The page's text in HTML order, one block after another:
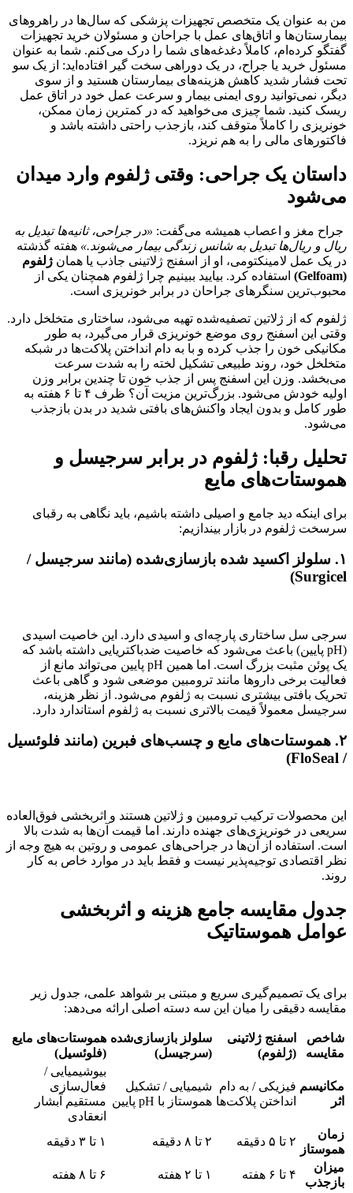
من به عنوان یک متخصص تجهیزات پزشکی که سال‌ها در راهروهای
بیمارستان‌ها و اتاق‌های عمل با جراحان و مسئولان خرید تجهیزات
گفتگو کرده‌ام، کاملاً دغدغه‌های شما را درک می‌کنم. شما به عنوان
مسئول خرید یا جراح، در یک دوراهی سخت گیر افتاده‌اید: از یک سو
تحت فشار شدید کاهش هزینه‌های بیمارستان هستید و از سوی
دیگر، نمی‌توانید روی ایمنی بیمار و سرعت عمل خود در اتاق عمل
ریسک کنید. شما چیزی می‌خواهید که در کمترین زمان ممکن،
خونریزی را کاملاً متوقف کند، بازجذب راحتی داشته باشد و
فاکتورهای مالی را به هم نریزد.
داستان یک جراحی: وقتی ژلفوم وارد میدان
می‌شود
جراح مغز و اعصاب همیشه می‌گفت: «در جراحی، ثانیه‌ها تبدیل به
ریال و ریال‌ها تبدیل به شانس زندگی بیمار می‌شوند.» هفته گذشته
در یک عمل لامینکتومی، او از اسفنج ژلاتینی جاذب یا همان ژلفوم
(Gelfoam)
استفاده کرد. بیایید ببینیم چرا ژلفوم همچنان یکی از
محبوب‌ترین سنگرهای جراحان در برابر خونریزی است.
ژلفوم که از ژلاتین تصفیه‌شده تهیه می‌شود، ساختاری متخلخل دارد.
وقتی این اسفنج روی موضع خونریزی قرار می‌گیرد، به طور
مکانیکی خون را جذب کرده و با به دام انداختن پلاکت‌ها در شبکه
متخلخل خود، روند طبیعی تشکیل لخته را به شدت سرعت
می‌بخشد. وزن این اسفنج پس از جذب خون تا چندین برابر وزن
اولیه خودش می‌شود. بزرگ‌ترین مزیت آن؟ ظرف ۴ تا ۶ هفته به
طور کامل و بدون ایجاد واکنش‌های بافتی شدید در بدن بازجذب
می‌شود.
تحلیل رقبا: ژلفوم در برابر سرجیسل و
هموستات‌های مایع
برای اینکه دید جامع و اصیلی داشته باشیم، باید نگاهی به رقبای
سرسخت ژلفوم در بازار بیندازیم:
۱. سلولز اکسید شده بازسازی‌شده (مانند سرجیسل /
Surgicel)
سرجی سل ساختاری پارچه‌ای و اسیدی دارد. این خاصیت اسیدی
(pH پایین) باعث می‌شود که خاصیت ضدباکتریایی داشته باشد که
یک پوئن مثبت بزرگ است. اما همین pH پایین می‌تواند مانع از
فعالیت برخی داروها مانند ترومبین موضعی شود و گاهی باعث
تحریک بافتی بیشتری نسبت به ژلفوم می‌شود. از نظر هزینه،
سرجیسل معمولاً قیمت بالاتری نسبت به ژلفوم استاندارد دارد.
۲. هموستات‌های مایع و چسب‌های فبرین (مانند فلوئسیل
/ FloSeal)
این محصولات ترکیب ترومبین و ژلاتین هستند و اثربخشی فوق‌العاده
سریعی در خونریزی‌های جهنده دارند. اما قیمت آن‌ها به شدت بالا
است. استفاده از آن‌ها در جراحی‌های عمومی و روتین به هیچ وجه از
نظر اقتصادی توجیه‌پذیر نیست و فقط باید در موارد خاص به کار
روند.
جدول مقایسه جامع هزینه و اثربخشی
عوامل هموستاتیک
برای یک تصمیم‌گیری سریع و مبتنی بر شواهد علمی، جدول زیر
مقایسه دقیقی را میان این سه دسته اصلی ارائه می‌دهد:
شاخص
مقایسه
اسفنج ژلاتینی
(ژلفوم)
سلولز بازسازی‌شده
(سرجیسل)
هموستات‌های مایع
(فلوئسیل)
مکانیسم
اثر
فیزیکی / به دام
انداختن پلاکت‌ها
شیمیایی / تشکیل
هموستاز با pH پایین
بیوشیمیایی /
فعال‌سازی
مستقیم آبشار
انعقادی
زمان
هموستاز
۲ تا ۵ دقیقه ۲ تا ۸ دقیقه
۱ تا ۳ دقیقه
میزان
بازجذب
۴ تا ۶ هفته ۱ تا ۲ هفته ۶ تا ۸ هفته